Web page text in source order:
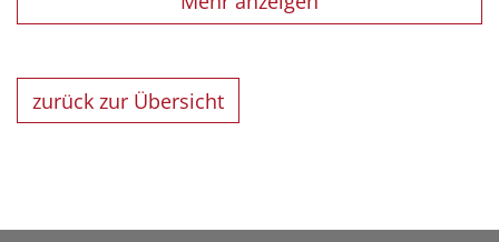
zurück zur Übersicht